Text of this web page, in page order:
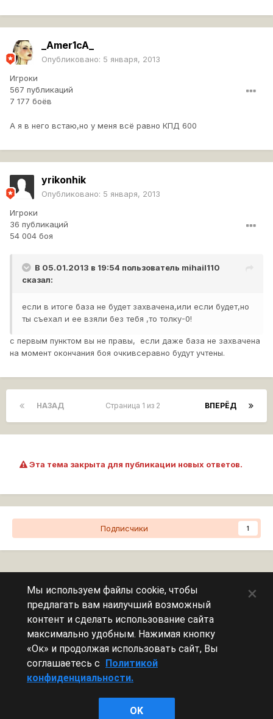
_Amer1cA_
Опубликовано: 5 января, 2013
Игроки
567 публикаций
7 177 боёв
А я в него встаю,но у меня всё равно КПД 600
yrikonhik
Опубликовано: 5 января, 2013
Игроки
36 публикаций
54 004 боя
В 05.01.2013 в 19:54 пользователь mihail110
сказал:
если в итоге база не будет захвачена,или если будет,но
ты съехал и ее взяли без тебя ,то толку-0!
с первым пунктом вы не правы, если даже база не захвачена
на момент окончания боя очкивсеравно будут учтены.
НАЗАД ВПЕРЁД
Страница 1 из 2
Эта тема закрыта для публикации новых ответов.
Подписчики 1
Сейчас на странице
Эту страницу никто не просматривает.
Леста Игры
Powered by Invision Community
Мы используем файлы cookie, чтобы
предлагать вам наилучший возможный
контент и сделать использование сайта
максимально удобным. Нажимая кнопку
«Ок» и продолжая использовать сайт, Вы
соглашаетесь с Политикой
конфиденциальности.
OK
×